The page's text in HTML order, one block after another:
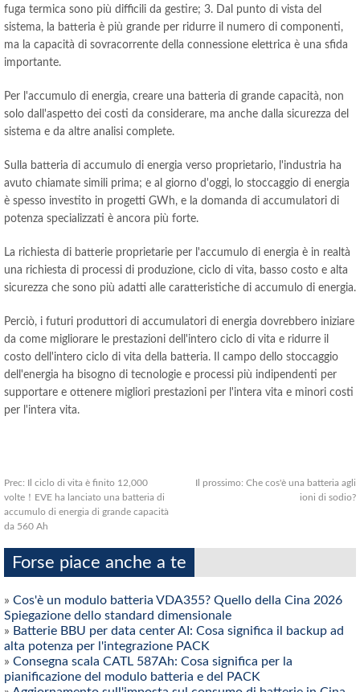
fuga termica sono più difficili da gestire; 3. Dal punto di vista del
sistema, la batteria è più grande per ridurre il numero di componenti,
ma la capacità di sovracorrente della connessione elettrica è una sfida
importante.
Per l'accumulo di energia, creare una batteria di grande capacità, non
solo dall'aspetto dei costi da considerare, ma anche dalla sicurezza del
sistema e da altre analisi complete.
Sulla batteria di accumulo di energia verso proprietario, l'industria ha
avuto chiamate simili prima; e al giorno d'oggi, lo stoccaggio di energia
è spesso investito in progetti GWh, e la domanda di accumulatori di
potenza specializzati è ancora più forte.
La richiesta di batterie proprietarie per l'accumulo di energia è in realtà
una richiesta di processi di produzione, ciclo di vita, basso costo e alta
sicurezza che sono più adatti alle caratteristiche di accumulo di energia.
Perciò, i futuri produttori di accumulatori di energia dovrebbero iniziare
da come migliorare le prestazioni dell'intero ciclo di vita e ridurre il
costo dell'intero ciclo di vita della batteria. Il campo dello stoccaggio
dell'energia ha bisogno di tecnologie e processi più indipendenti per
supportare e ottenere migliori prestazioni per l'intera vita e minori costi
per l'intera vita.
Prec:
Il ciclo di vita è finito 12,000
volte！EVE ha lanciato una batteria di
accumulo di energia di grande capacità
da 560 Ah
Il prossimo: Che cos'è una batteria agli
ioni di sodio?
Forse piace anche a te
» Cos'è un modulo batteria VDA355? Quello della Cina 2026
Spiegazione dello standard dimensionale
» Batterie BBU per data center AI: Cosa significa il backup ad
alta potenza per l'integrazione PACK
» Consegna scala CATL 587Ah: Cosa significa per la
pianificazione del modulo batteria e del PACK